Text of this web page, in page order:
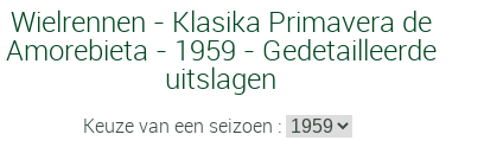
Wielrennen - Klasika Primavera de
Amorebieta - 1959 - Gedetailleerde
uitslagen
Keuze van een seizoen :